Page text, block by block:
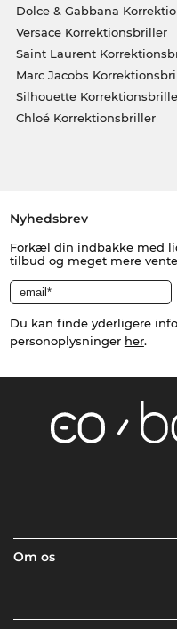
Dolce & Gabbana
Versace Korrektionsbriller
Saint Laurent
Marc Jacobs
Silhouette
Chloé Korrektionsbriller
Nyhedsbrev
Forkæl din indbakke med
tilbud og meget mere
Du kan finde yderligere
personoplysninger her.
Om os